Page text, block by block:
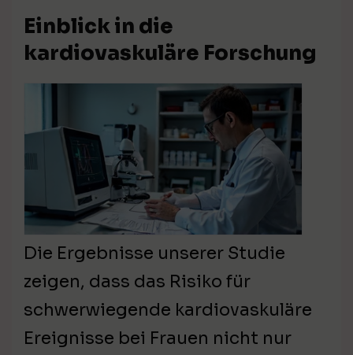
Einblick in die
kardiovaskuläre Forschung
Die Ergebnisse unserer Studie
zeigen, dass das Risiko für
schwerwiegende kardiovaskuläre
Ereignisse bei Frauen nicht nur